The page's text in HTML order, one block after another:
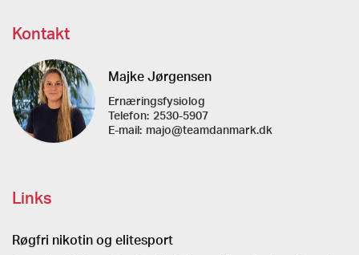
Kontakt
Majke Jørgensen
Ernæringsfysiolog
Telefon: 2530-5907
E-mail: majo@teamdanmark.dk
Links
Røgfri nikotin og elitesport